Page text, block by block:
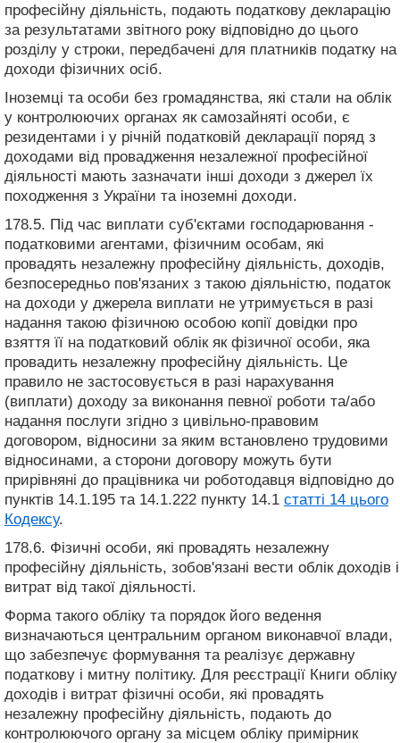
професійну діяльність, подають податкову декларацію
за результатами звітного року відповідно до цього
розділу у строки, передбачені для платників податку на
доходи фізичних осіб.
Іноземці та особи без громадянства, які стали на облік
у контролюючих органах як самозайняті особи, є
резидентами і у річній податковій декларації поряд з
доходами від провадження незалежної професійної
діяльності мають зазначати інші доходи з джерел їх
походження з України та іноземні доходи.
178.5. Під час виплати суб'єктами господарювання -
податковими агентами, фізичним особам, які
провадять незалежну професійну діяльність, доходів,
безпосередньо пов'язаних з такою діяльністю, податок
на доходи у джерела виплати не утримується в разі
надання такою фізичною особою копії довідки про
взяття її на податковий облік як фізичної особи, яка
провадить незалежну професійну діяльність. Це
правило не застосовується в разі нарахування
(виплати) доходу за виконання певної роботи та/або
надання послуги згідно з цивільно-правовим
договором, відносини за яким встановлено трудовими
відносинами, а сторони договору можуть бути
прирівняні до працівника чи роботодавця відповідно до
пунктів 14.1.195 та 14.1.222 пункту 14.1 статті 14 цього
Кодексу.
178.6. Фізичні особи, які провадять незалежну
професійну діяльність, зобов'язані вести облік доходів і
витрат від такої діяльності.
Форма такого обліку та порядок його ведення
визначаються центральним органом виконавчої влади,
що забезпечує формування та реалізує державну
податкову і митну політику. Для реєстрації Книги обліку
доходів і витрат фізичні особи, які провадять
незалежну професійну діяльність, подають до
контролюючого органу за місцем обліку примірник